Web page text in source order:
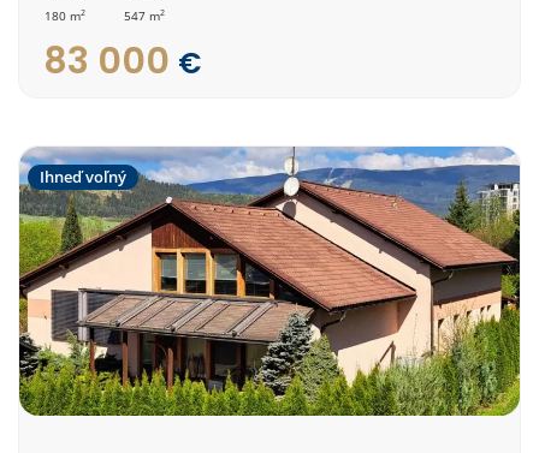
180 m2 547 m2
83 000 €
Ihneď voľný